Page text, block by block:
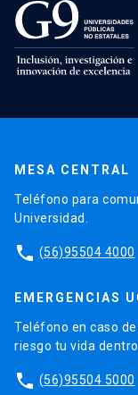
MESA CENTRAL
Teléfono para
Universidad.
phone (56)95504 4000
EMERGENCIAS
Teléfono en caso
riesgo tu vida
phone (56)95504 5000